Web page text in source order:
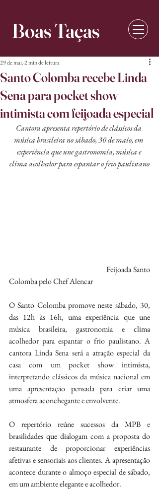
Boas Taças
Santo Colomba recebe Linda
Sena para pocket show
intimista com feijoada especial
29 de mai.2 min de leitura
Cantora apresenta repertório de clássicos da
música brasileira no sábado, 30 de maio, em
experiência que une gastronomia, música e
clima acolhedor para espantar o frio paulistano
                                                       Feijoada Santo
Colomba pelo Chef Alencar
O Santo Colomba promove neste sábado, 30,
das 12h às 16h, uma experiência que une
música brasileira, gastronomia e clima
acolhedor para espantar o frio paulistano. A
cantora Linda Sena será a atração especial da
casa com um pocket show intimista,
interpretando clássicos da música nacional em
uma apresentação pensada para criar uma
atmosfera aconchegante e envolvente.
O repertório reúne sucessos da MPB e
brasilidades que dialogam com a proposta do
restaurante de proporcionar experiências
afetivas e sensoriais aos clientes. A apresentação
acontece durante o almoço especial de sábado,
em um ambiente elegante e acolhedor.